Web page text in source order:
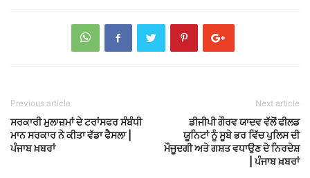
Previous article
ਸਰਕਾਰੀ ਮੁਲਾਜ਼ਮਾਂ ਦੇ ਟਰਾਂਸਫਰ ਸੰਬੰਧੀ
ਮਾਨ ਸਰਕਾਰ ਨੇ ਕੀਤਾ ਵੱਡਾ ਫੈਸਲਾ |
ਪੰਜਾਬ ਖ਼ਬਰਾਂ
Next article
ਡੀਜੀਪੀ ਗੌਰਵ ਯਾਦਵ ਵੱਲੋਂ ਫੀਲਡ
ਯੂਨਿਟਾਂ ਨੂੰ ਸੂਬੇ ਭਰ ਵਿੱਚ ਪੁਲਿਸ ਦੀ
ਮੌਜੂਦਗੀ ਅਤੇ ਗਸ਼ਤ ਵਧਾਉਣ ਦੇ ਨਿਰਦੇਸ਼
| ਪੰਜਾਬ ਖ਼ਬਰਾਂ